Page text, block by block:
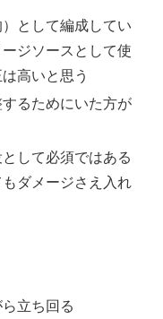
として編成してい
ジソースとして使
高いと思う
るためにいた方が
して必須ではある
ダメージさえ入れ
立ち回る